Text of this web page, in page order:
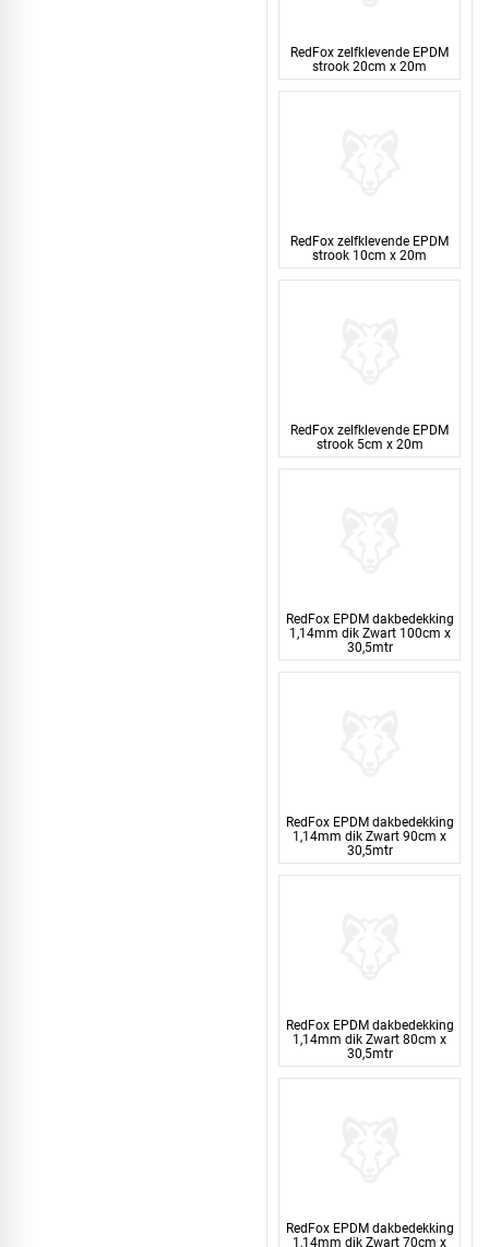
RedFox zelfklevende EPDM
strook 20cm x 20m
RedFox zelfklevende EPDM
strook 10cm x 20m
RedFox zelfklevende EPDM
strook 5cm x 20m
RedFox EPDM dakbedekking
1,14mm dik Zwart 100cm x
30,5mtr
RedFox EPDM dakbedekking
1,14mm dik Zwart 90cm x
30,5mtr
RedFox EPDM dakbedekking
1,14mm dik Zwart 80cm x
30,5mtr
RedFox EPDM dakbedekking
1,14mm dik Zwart 70cm x